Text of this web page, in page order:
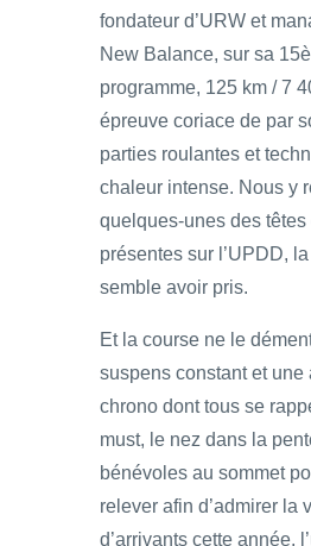
fondateur d’URW et
New Balance, sur sa
programme, 125 km / 7
épreuve coriace de par
parties roulantes et
chaleur intense. Nous y
quelques-unes des têtes
présentes sur l’UPDD,
semble avoir pris.
Et la course ne le
suspens constant et une
chrono dont tous se
must, le nez dans la
bénévoles au sommet
relever afin d’admirer la
d’arrivants cette année,